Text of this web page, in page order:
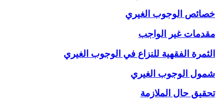
خصائص الوجوب الغيري
مقدمات غير الواجب
الثمرة الفقهية للنزاع في الوجوب الغيري
شمول الوجوب الغيري
تحقيق حال الملازمة